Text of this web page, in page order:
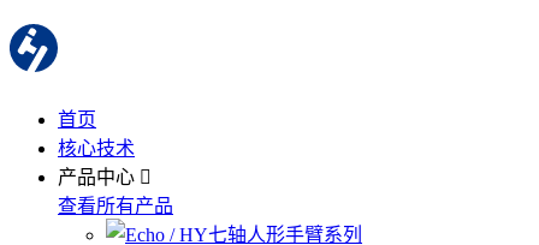
首页
核心技术
产品中心
查看所有产品